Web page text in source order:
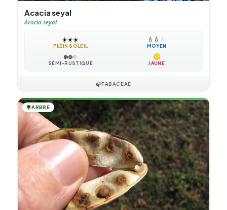
Acacia seyal
Acacia seyal
☀️☀️☀️
PLEIN SOLEIL
💧 💧 💧
MOYEN
❄️❄️❄️
SEMI-RUSTIQUE JAUNE
🍃FABACEAE
🌳ARBRE